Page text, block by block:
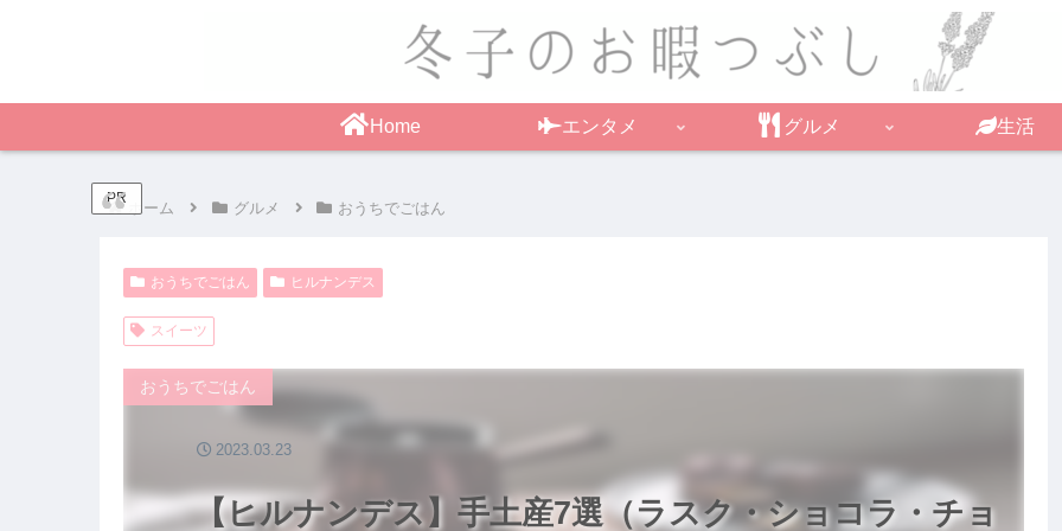
Home エンタメ グルメ 生活
PR
ホーム グルメ おうちでごはん
おうちでごはん ヒルナンデス
スイーツ
【ヒルナンデス】手土産7選（ラスク・ショコラ・チョ
おうちでごはん
2023.03.23